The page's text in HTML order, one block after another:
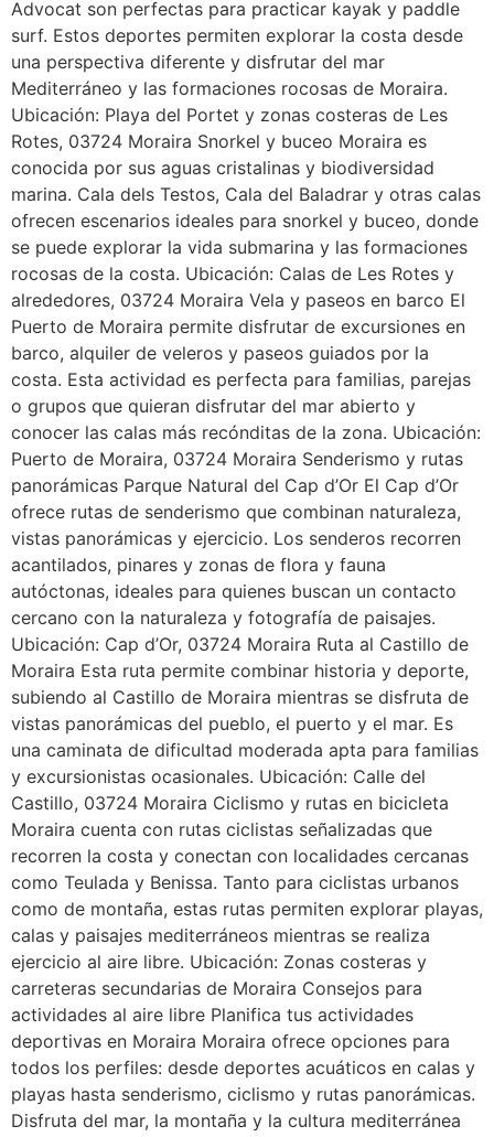
Advocat son perfectas para practicar kayak y paddle
surf. Estos deportes permiten explorar la costa desde
una perspectiva diferente y disfrutar del mar
Mediterráneo y las formaciones rocosas de Moraira.
Ubicación: Playa del Portet y zonas costeras de Les
Rotes, 03724 Moraira Snorkel y buceo Moraira es
conocida por sus aguas cristalinas y biodiversidad
marina. Cala dels Testos, Cala del Baladrar y otras calas
ofrecen escenarios ideales para snorkel y buceo, donde
se puede explorar la vida submarina y las formaciones
rocosas de la costa. Ubicación: Calas de Les Rotes y
alrededores, 03724 Moraira Vela y paseos en barco El
Puerto de Moraira permite disfrutar de excursiones en
barco, alquiler de veleros y paseos guiados por la
costa. Esta actividad es perfecta para familias, parejas
o grupos que quieran disfrutar del mar abierto y
conocer las calas más recónditas de la zona. Ubicación:
Puerto de Moraira, 03724 Moraira Senderismo y rutas
panorámicas Parque Natural del Cap d’Or El Cap d’Or
ofrece rutas de senderismo que combinan naturaleza,
vistas panorámicas y ejercicio. Los senderos recorren
acantilados, pinares y zonas de flora y fauna
autóctonas, ideales para quienes buscan un contacto
cercano con la naturaleza y fotografía de paisajes.
Ubicación: Cap d’Or, 03724 Moraira Ruta al Castillo de
Moraira Esta ruta permite combinar historia y deporte,
subiendo al Castillo de Moraira mientras se disfruta de
vistas panorámicas del pueblo, el puerto y el mar. Es
una caminata de dificultad moderada apta para familias
y excursionistas ocasionales. Ubicación: Calle del
Castillo, 03724 Moraira Ciclismo y rutas en bicicleta
Moraira cuenta con rutas ciclistas señalizadas que
recorren la costa y conectan con localidades cercanas
como Teulada y Benissa. Tanto para ciclistas urbanos
como de montaña, estas rutas permiten explorar playas,
calas y paisajes mediterráneos mientras se realiza
ejercicio al aire libre. Ubicación: Zonas costeras y
carreteras secundarias de Moraira Consejos para
actividades al aire libre Planifica tus actividades
deportivas en Moraira Moraira ofrece opciones para
todos los perfiles: desde deportes acuáticos en calas y
playas hasta senderismo, ciclismo y rutas panorámicas.
Disfruta del mar, la montaña y la cultura mediterránea